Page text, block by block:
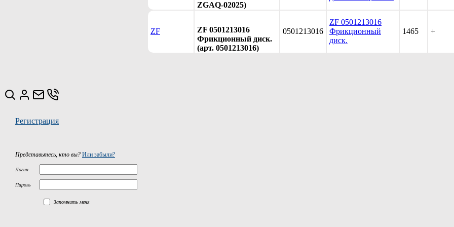
ZGAQ-02025)
ZF
ZF 0501213016
Фрикционный диск.
(арт. 0501213016)
0501213016
ZF 0501213016
Фрикционный
диск.
1465 +
Регистрация
Представьтесь, кто вы? Или забыли?
Логин
Пароль
Запомнить меня